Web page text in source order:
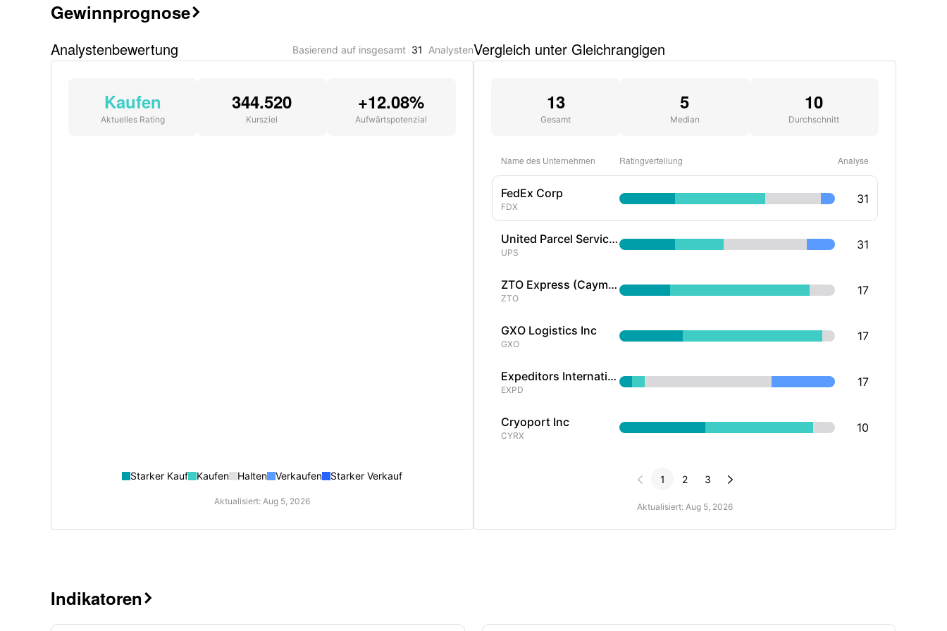
Star-Investor Mason Hawkins1 hält
Gewinnprognose
Analystenbewertung Basierend auf insgesamt 31 Analysten
Kaufen
Aktuelles Rating
344.520
Kursziel
+12.08%
Aufwärtspotenzial
Starker Kauf Kaufen Halten Verkaufen Starker Verkauf
Aktualisiert: Aug 5, 2026
Vergleich unter Gleichrangigen
13
Gesamt
5
Median
10
Durchschnitt
Name des Unternehmen Ratingverteilung Analyse
FedEx Corp
FDX
31
United Parcel Service Inc
UPS
31
ZTO Express (Cayman) Inc
ZTO
17
GXO Logistics Inc
GXO
17
Expeditors International of Washington Inc
EXPD
17
Cryoport Inc
CYRX
10
 1 2 3 
Aktualisiert: Aug 5, 2026
Indikatoren 